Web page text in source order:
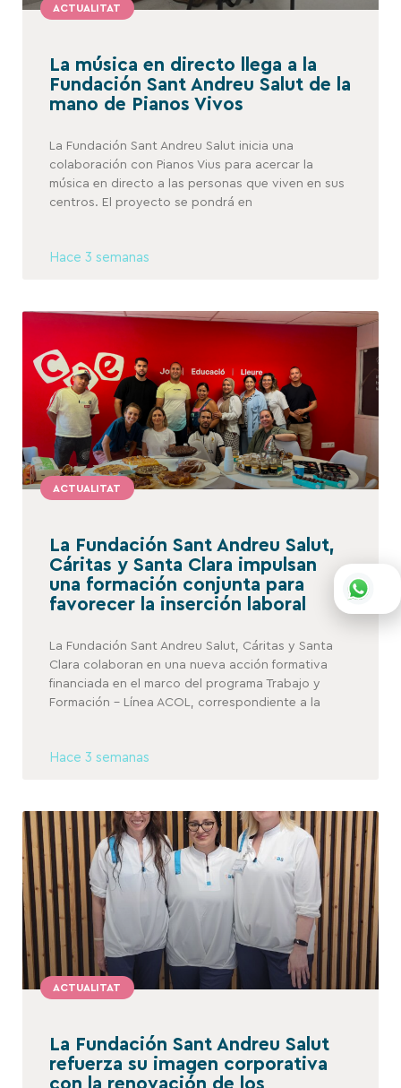
ACTUALITAT
La música en directo llega a la
Fundación Sant Andreu Salut de la
mano de Pianos Vivos
La Fundación Sant Andreu Salut inicia una
colaboración con Pianos Vius para acercar la
música en directo a las personas que viven en sus
centros. El proyecto se pondrá en
Hace 3 semanas
ACTUALITAT
La Fundación Sant Andreu Salut,
Cáritas y Santa Clara impulsan
una formación conjunta para
favorecer la inserción laboral
La Fundación Sant Andreu Salut, Cáritas y Santa
Clara colaboran en una nueva acción formativa
financiada en el marco del programa Trabajo y
Formación – Línea ACOL, correspondiente a la
Hace 3 semanas
ACTUALITAT
La Fundación Sant Andreu Salut
refuerza su imagen corporativa
con la renovación de los